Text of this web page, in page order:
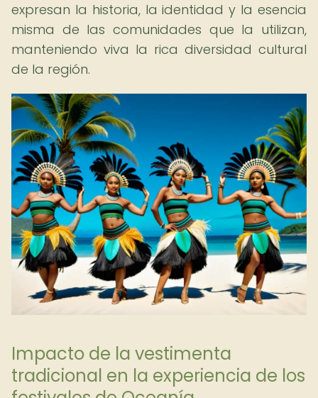
expresan la historia, la identidad y la esencia
misma de las comunidades que la utilizan,
manteniendo viva la rica diversidad cultural
de la región.
Impacto de la vestimenta
tradicional en la experiencia de los